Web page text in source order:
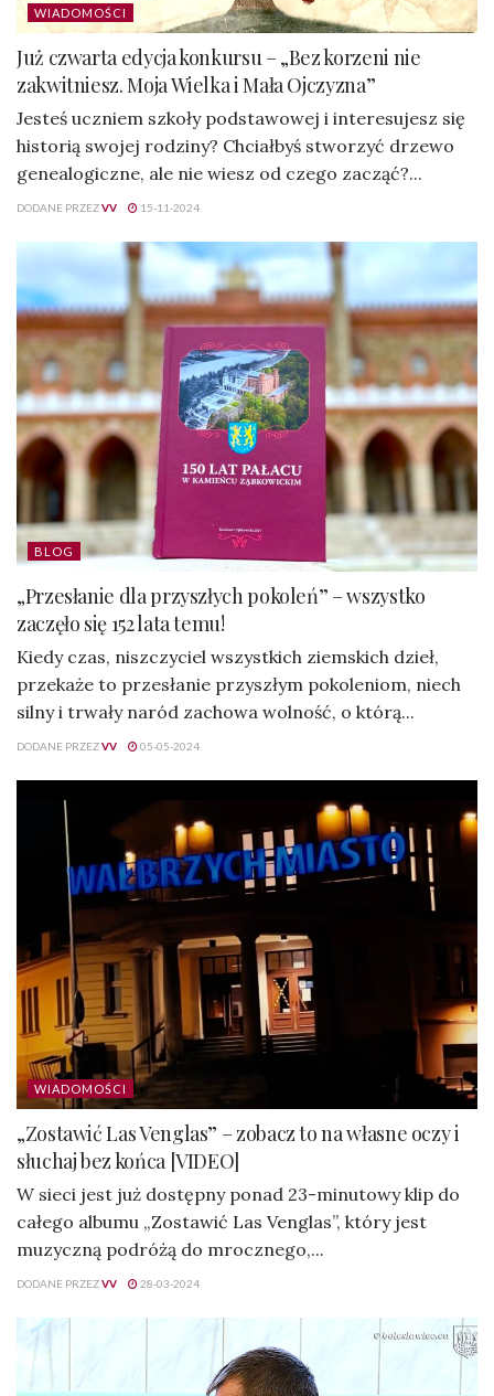
WIADOMOŚCI
Już czwarta edycja konkursu – „Bez korzeni nie
zakwitniesz. Moja Wielka i Mała Ojczyzna”
Jesteś uczniem szkoły podstawowej i interesujesz się
historią swojej rodziny? Chciałbyś stworzyć drzewo
genealogiczne, ale nie wiesz od czego zacząć?...
DODANE PRZEZVV 15-11-2024
BLOG
„Przesłanie dla przyszłych pokoleń” – wszystko
zaczęło się 152 lata temu!
Kiedy czas, niszczyciel wszystkich ziemskich dzieł,
przekaże to przesłanie przyszłym pokoleniom, niech
silny i trwały naród zachowa wolność, o którą...
DODANE PRZEZVV 05-05-2024
WIADOMOŚCI
„Zostawić Las Venglas” – zobacz to na własne oczy i
słuchaj bez końca [VIDEO]
W sieci jest już dostępny ponad 23-minutowy klip do
całego albumu „Zostawić Las Venglas”, który jest
muzyczną podróżą do mrocznego,...
DODANE PRZEZVV 28-03-2024